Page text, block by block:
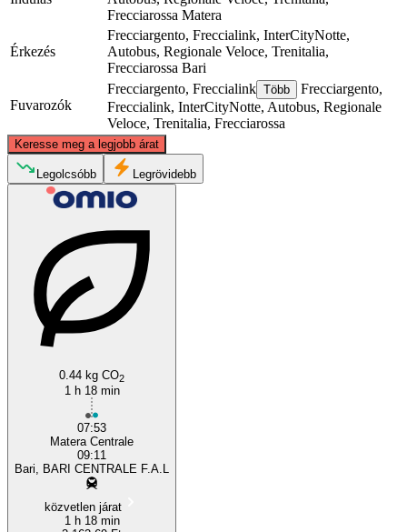
Frecciarossa Matera
Érkezés
Frecciargento, Freccialink, InterCityNotte,
Autobus, Regionale Veloce, Trenitalia,
Frecciarossa Bari
Fuvarozók
Frecciargento, Freccialink Több
Frecciargento,
Freccialink, InterCityNotte, Autobus, Regionale
Veloce, Trenitalia, Frecciarossa
Keresse meg a legjobb árat
©CARTO, ©OpenStreetMap
Legolcsóbb Legrövidebb
0.44 kg CO2
1 h 18 min
07:53
Matera Centrale
09:11
Bari, BARI CENTRALE F.A.L
közvetlen járat
1 h 18 min